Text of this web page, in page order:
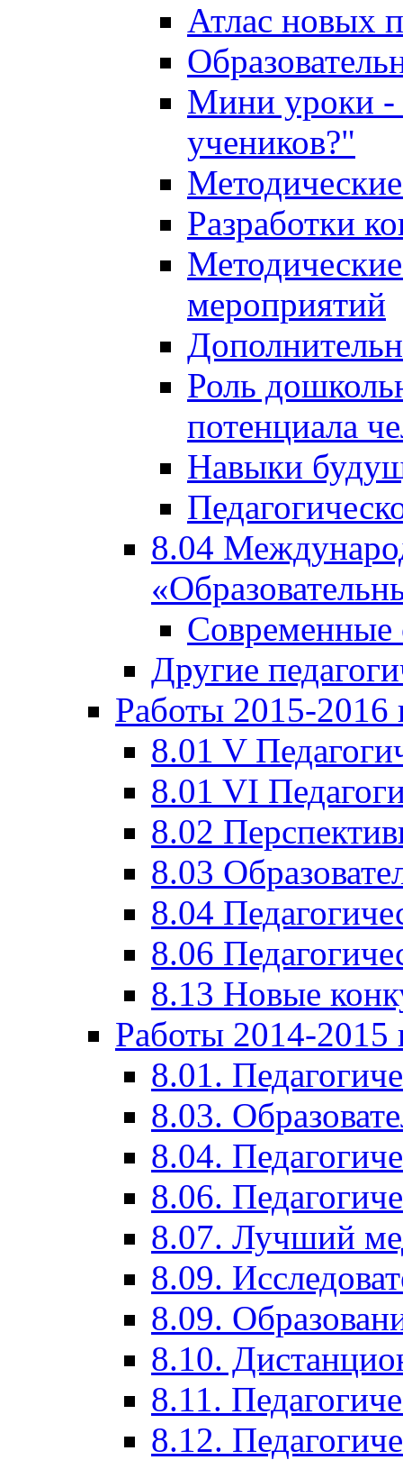
Атлас новых
Мини уроки -
учеников?"
Разработки
мероприятий
Роль
потенциала
Навыки
8.04
Современные
Другие
Работы 2015-2016
8.01 V
8.01 VI
8.02
8.03
8.04
8.06
8.13 Новые
Работы 2014-2015
8.01.
8.03.
8.04.
8.06.
8.07. Лучший
8.09.
8.09.
8.10.
8.11.
8.12.